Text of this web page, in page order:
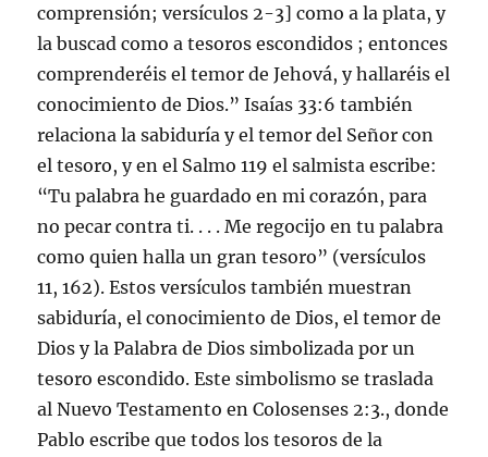
comprensión; versículos 2-3] como a la plata, y
la buscad como a tesoros escondidos ; entonces
comprenderéis el temor de Jehová, y hallaréis el
conocimiento de Dios.” Isaías 33:6 también
relaciona la sabiduría y el temor del Señor con
el tesoro, y en el Salmo 119 el salmista escribe:
“Tu palabra he guardado en mi corazón, para
no pecar contra ti. . . . Me regocijo en tu palabra
como quien halla un gran tesoro” (versículos
11, 162). Estos versículos también muestran
sabiduría, el conocimiento de Dios, el temor de
Dios y la Palabra de Dios simbolizada por un
tesoro escondido. Este simbolismo se traslada
al Nuevo Testamento en Colosenses 2:3., donde
Pablo escribe que todos los tesoros de la